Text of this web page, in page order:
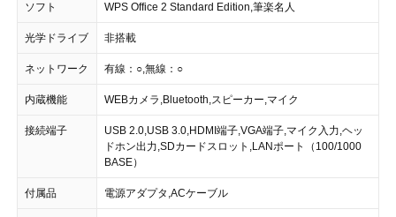
ソフト WPS Office 2 Standard Edition,筆楽名人
光学ドライブ 非搭載
ネットワーク 有線：○,無線：○
内蔵機能 WEBカメラ,Bluetooth,スピーカー,マイク
接続端子
USB 2.0,USB 3.0,HDMI端子,VGA端子,マイク入力,ヘッ
ドホン出力,SDカードスロット,LANポート（100/1000
BASE）
付属品 電源アダプタ,ACケーブル